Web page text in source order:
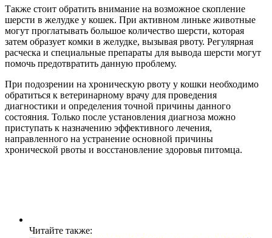
Также стоит обратить внимание на возможное скопление
шерсти в желудке у кошек. При активном линьке животные
могут проглатывать большое количество шерсти, которая
затем образует комки в желудке, вызывая рвоту. Регулярная
расческа и специальные препараты для вывода шерсти могут
помочь предотвратить данную проблему.
При подозрении на хроническую рвоту у кошки необходимо
обратиться к ветеринарному врачу для проведения
диагностики и определения точной причины данного
состояния. Только после установления диагноза можно
приступать к назначению эффективного лечения,
направленного на устранение основной причины
хронической рвоты и восстановление здоровья питомца.
Читайте также: